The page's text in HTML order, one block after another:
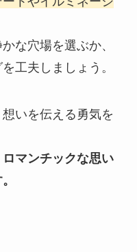
な穴場を選ぶか、
工夫しましょう。
いを伝える勇気を
マンチックな思い